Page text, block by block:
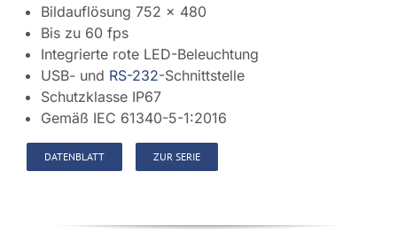
Bildauflösung 752 x 480
Bis zu 60 fps
Integrierte rote LED-Beleuchtung
USB- und RS-232-Schnittstelle
Schutzklasse IP67
Gemäß IEC 61340-5-1:2016
DATENBLATT ZUR SERIE